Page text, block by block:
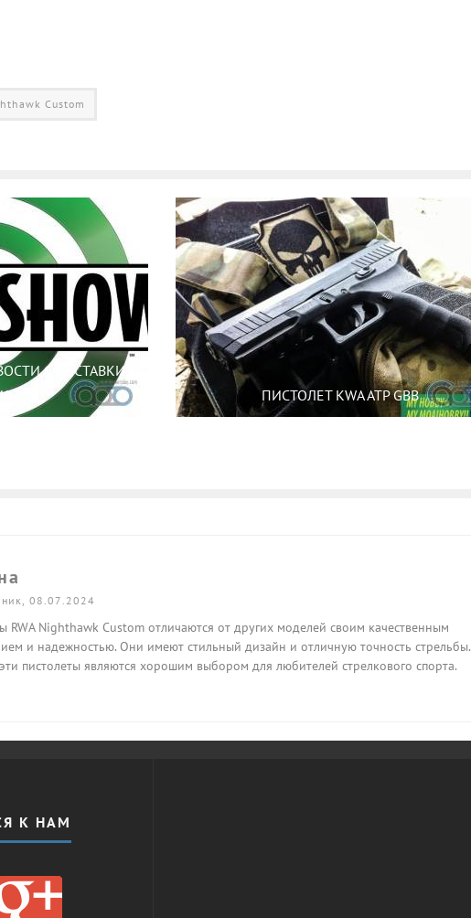
Custom
С ВЫСТАВКИ
ПИСТОЛЕТ KWA ATP GBB
08.07.2024
RWA Nighthawk Custom отличаются от других моделей своим качественным
и надежностью. Они имеют стильный дизайн и отличную точность стрельбы.
пистолеты являются хорошим выбором для любителей стрелкового спорта.
К НАМ